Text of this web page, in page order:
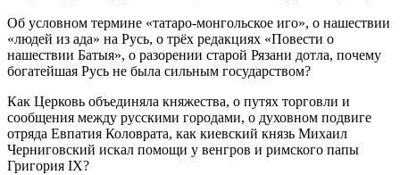
Об условном термине «татаро-монгольское иго», о нашествии
«людей из ада» на Русь, о трёх редакциях «Повести о
нашествии Батыя», о разорении старой Рязани дотла, почему
богатейшая Русь не была сильным государством?
Как Церковь объединяла княжества, о путях торговли и
сообщения между русскими городами, о духовном подвиге
отряда Евпатия Коловрата, как киевский князь Михаил
Черниговский искал помощи у венгров и римского папы
Григория IX?